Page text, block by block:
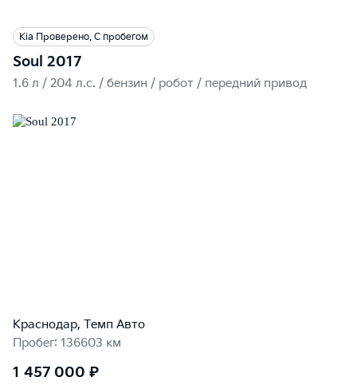
Kia Проверено. С пробегом
Soul 2017
1.6 л / 204 л.c. / бензин / робот / передний привод
Краснодар, Темп Авто
Пробег: 136603 км
1 457 000 ₽